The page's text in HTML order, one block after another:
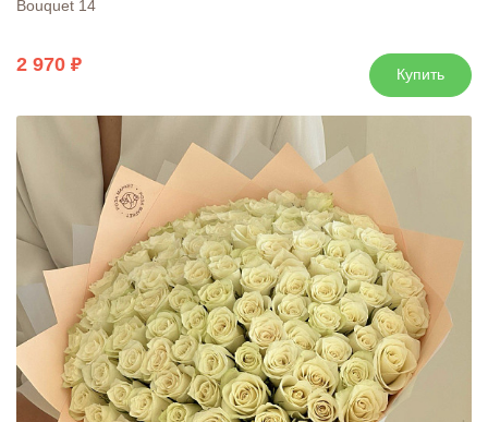
Bouquet 14
2 970 Купить